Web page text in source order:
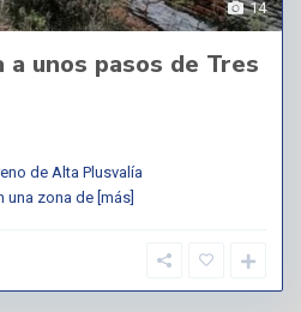
14
unos pasos de Tres
de Alta Plusvalía
una zona de [más]